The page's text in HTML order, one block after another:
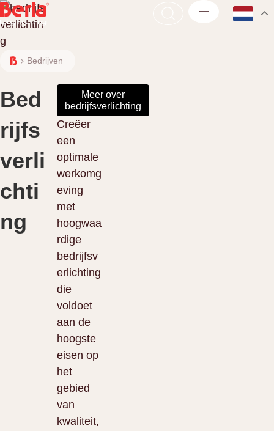
Bedrijven
Bed
rijfs
verli
chti
ng
Meer over
bedrijfsverlichting
Creëer
een
optimale
werkomg
eving
met
hoogwaa
rdige
bedrijfsv
erlichting
die
voldoet
aan de
hoogste
eisen op
het
gebied
van
kwaliteit,